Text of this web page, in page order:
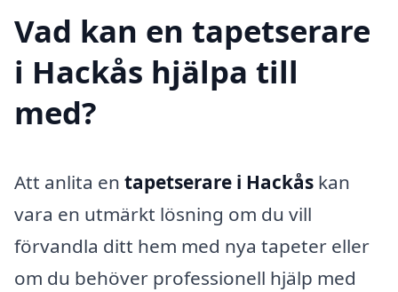
Vad kan en tapetserare
i Hackås hjälpa till
med?
Att anlita en tapetserare i Hackås kan
vara en utmärkt lösning om du vill
förvandla ditt hem med nya tapeter eller
om du behöver professionell hjälp med